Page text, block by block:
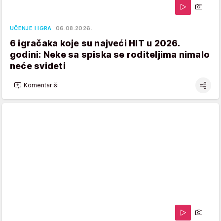
UČENJE I IGRA 06.08.2026.
6 igračaka koje su najveći HIT u 2026.
godini: Neke sa spiska se roditeljima nimalo
neće svideti
Komentariši